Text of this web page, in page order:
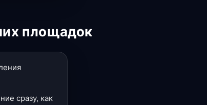
площадок
сразу, как